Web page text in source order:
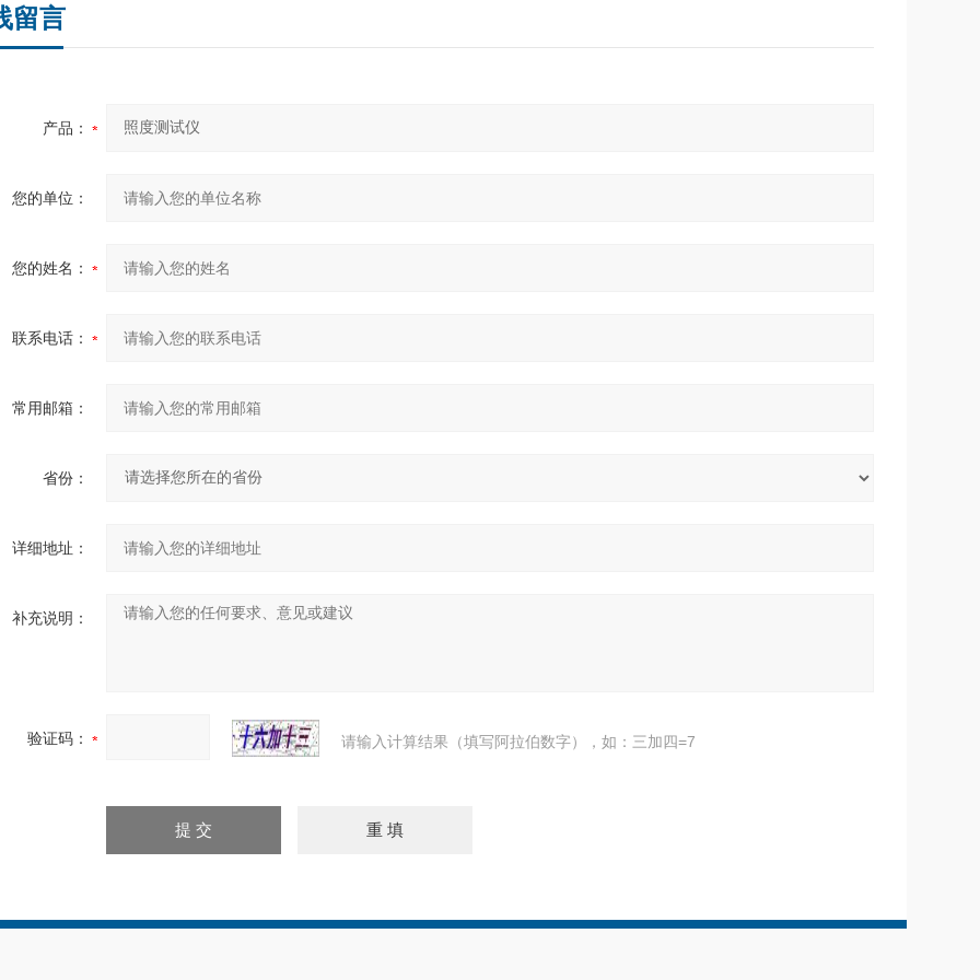
留言
产品：
您的单位：
您的姓名：
联系电话：
常用邮箱：
省份：
详细地址：
补充说明：
验证码： 请输入计算结果（填写阿拉伯数字），如：三加四=7